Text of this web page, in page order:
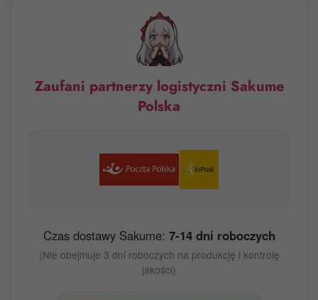
Zaufani partnerzy logistyczni Sakume
Polska
Czas dostawy Sakume: 7-14 dni roboczych
(Nie obejmuje 3 dni roboczych na produkcję i kontrolę
jakości)